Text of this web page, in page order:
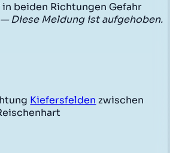
beiden Richtungen Gefahr
— Diese Meldung ist aufgehoben.
Kiefersfelden zwischen